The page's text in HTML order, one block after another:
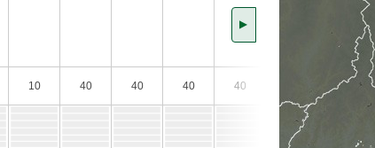
10 40 40 40 40 40
▲